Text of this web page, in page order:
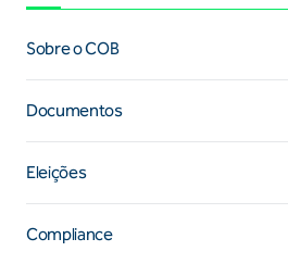
Sobre o COB
Documentos
Eleições
Compliance